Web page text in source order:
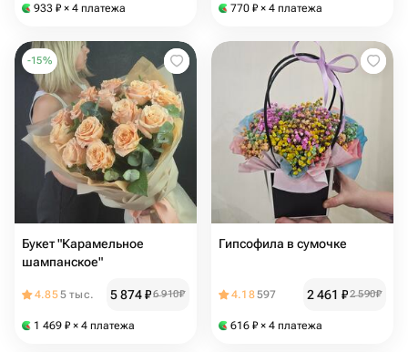
933 ₽ × 4 платежа 770 ₽ × 4 платежа
-15%
Букет "Карамельное
шампанское"
4.855 тыс. 5 874₽6 910₽
1 469 ₽ × 4 платежа
Гипсофила в сумочке
4.18597 2 461 ₽2 590₽
616 ₽ × 4 платежа